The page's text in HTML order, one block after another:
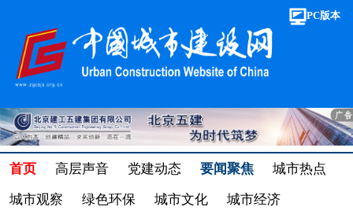
PC版本
首页 高层声音 党建动态 要闻聚焦 城市热点
城市观察 绿色环保 城市文化 城市经济